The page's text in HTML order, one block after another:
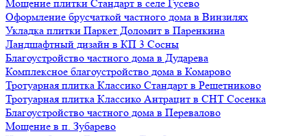
Мощение плитки Стандарт в селе Гусево
Оформление брусчаткой частного дома в Винзилях
Укладка плитки Паркет Доломит в Паренкина
Ландшафтный дизайн в КП 3 Сосны
Благоустройство частного дома в Дударева
Комплексное благоустройство дома в Комарово
Тротуарная плитка Классико Стандарт в Решетниково
Тротуарная плитка Классико Антрацит в СНТ Сосенка
Благоустройство частного дома в Перевалово
Мощение в п. Зубарево